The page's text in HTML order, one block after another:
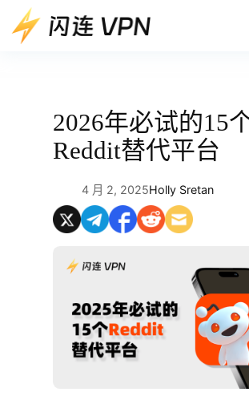
至
2026年必试的15
Reddit替代平台
4 月 2, 2025Holly Sretan